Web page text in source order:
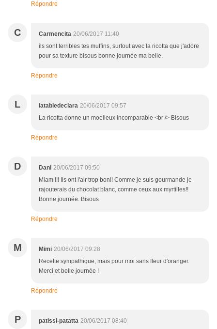
Répondre
C Carmencita 20/06/2017 11:40
ils sont terribles tes muffins, surtout avec la ricotta que j'adore
pour sa texture bisous bonne journée ma belle.
Répondre
L latabledeclara 20/06/2017 09:57
La ricotta donne un moelleux incomparable <br /> Bisous
Répondre
D Dani 20/06/2017 09:50
Miam !!! Ils ont l'air trop bon!! Comme je suis gourmande je
rajouterais du chocolat blanc, comme ceux aux myrtilles!!
Bonne journée. Bisous
Répondre
M Mimi 20/06/2017 09:28
Recette sympathique, mais pour moi sans fleur d'oranger.
Merci et belle journée !
Répondre
P patissi-patatta 20/06/2017 08:40